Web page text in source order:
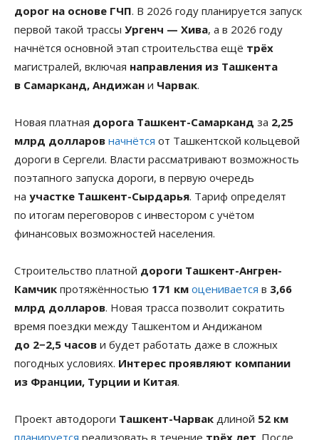
дорог на основе ГЧП. В 2026 году планируется запуск
первой такой трассы Ургенч — Хива, а в 2026 году
начнётся основной этап строительства ещё трёх
магистралей, включая направления из Ташкента
в Самарканд, Андижан и Чарвак.
Новая платная дорога Ташкент-Самарканд за 2,25
млрд долларов начнётся от Ташкентской кольцевой
дороги в Сергели. Власти рассматривают возможность
поэтапного запуска дороги, в первую очередь
на участке Ташкент-Сырдарья. Тариф определят
по итогам переговоров с инвестором с учётом
финансовых возможностей населения.
Строительство платной дороги Ташкент-Ангрен-
Камчик протяжённостью 171 км оценивается в 3,66
млрд долларов. Новая трасса позволит сократить
время поездки между Ташкентом и Андижаном
до 2−2,5 часов и будет работать даже в сложных
погодных условиях. Интерес проявляют компании
из Франции, Турции и Китая.
Проект автодороги Ташкент-Чарвак длиной 52 км
планируется реализовать в течение трёх лет. После